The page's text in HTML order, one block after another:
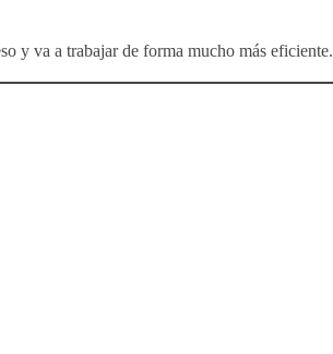
y va a trabajar de forma mucho más eficiente.